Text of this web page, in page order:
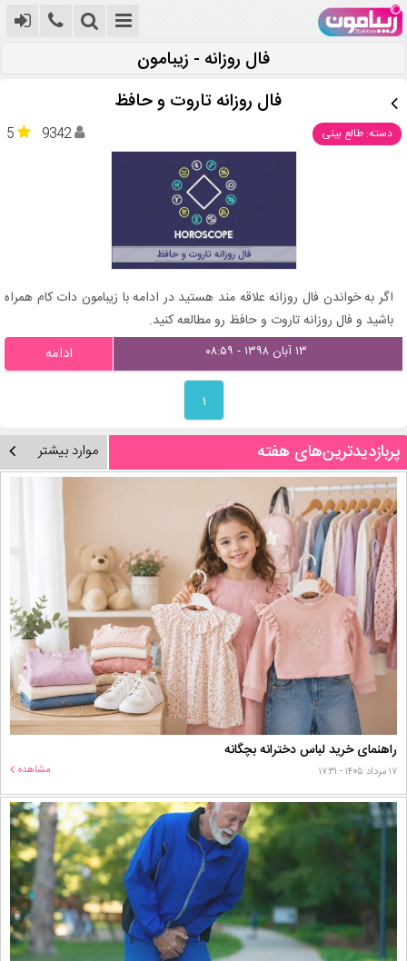
فال روزانه - زیبامون
فال روزانه تاروت و حافظ
دسته: طالع بینی 5 9342
اگر به خواندن فال روزانه علاقه مند هستید در ادامه با زیبامون دات کام همراه
باشید و فال روزانه تاروت و حافظ رو مطالعه کنید.
۱۳ آبان ۱۳۹۸ - ۰۸:۵۹ ادامه
۱
پربازدیدترین‌های هفته موارد بیشتر
راهنمای خرید لباس دخترانه بچگانه
۱۷ مرداد ۱۴۰۵ - ۱۷:۳۱ مشاهده